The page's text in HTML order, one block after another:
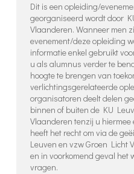
Dit is een opleiding/
georganiseerd wordt door
Vlaanderen. Wanneer men
evenement/deze opleiding
informatie enkel gebruikt
u als alumnus verder te
hoogte te brengen van
verlichtingsgerelateerde
organisatoren deelt delen
binnen of buiten de KU
Vlaanderen tenzij u hiermee
heeft het recht om via de
Leuven en vzw Groen Licht
en in voorkomend geval het
vragen.